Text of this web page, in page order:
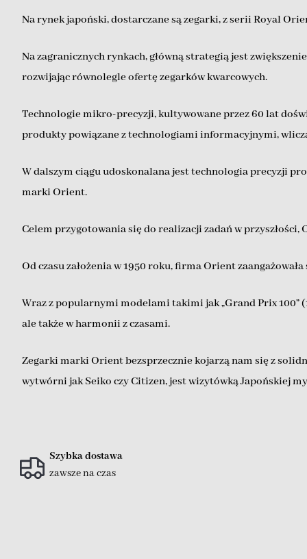
Na rynek japoński, dostarczane są zegarki, z serii Royal
Na zagranicznych rynkach, główną strategią jest
rozwijając równolegle ofertę zegarków kwarcowych.
Technologie mikro-precyzji, kultywowane przez 60 lat
produkty powiązane z technologiami informacyjnymi,
W dalszym ciągu udoskonalana jest technologia precyzji
marki Orient.
Celem przygotowania się do realizacji zadań w
Od czasu założenia w 1950 roku, firma Orient
Wraz z popularnymi modelami takimi jak „Grand Prix 100”
ale także w harmonii z czasami.
Zegarki marki Orient bezsprzecznie kojarzą nam się z
wytwórni jak Seiko czy Citizen, jest wizytówką Japońskiej
Szybka dostawa
zawsze na czas